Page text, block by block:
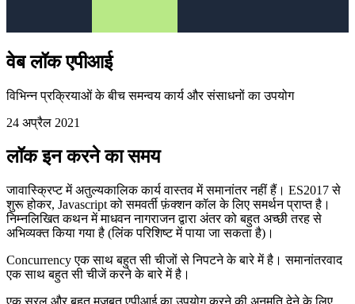
वेब लॉक एपीआई
विभिन्न प्रक्रियाओं के बीच समन्वय कार्य और संसाधनों का उपयोग
24 अप्रैल 2021
लॉक इन करने का समय
जावास्क्रिप्ट में अतुल्यकालिक कार्य वास्तव में समानांतर नहीं हैं। ES2017 से
शुरू होकर, Javascript को समवर्ती फ़ंक्शन कॉल के लिए समर्थन प्राप्त है।
निम्नलिखित कथन में माधवन नागराजन द्वारा अंतर को बहुत अच्छी तरह से
अभिव्यक्त किया गया है (लिंक परिशिष्ट में पाया जा सकता है)।